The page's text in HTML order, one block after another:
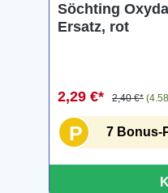
Söchting
Ersatz, rot
2,29 €* 2,40 €*
P 7 Bonus-